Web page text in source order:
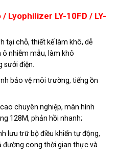
LyophiIizer LY-10FD / LY-
tại chỗ, thiết kế làm khô, dễ
ô nhiễm mẫu, làm khô
sưởi điện.
bảo vệ môi trường, tiếng ồn
chuyên nghiệp, màn hình
128M, phản hồi nhanh;
lưu trữ bộ điều khiển tự động,
đường cong thời gian thực và